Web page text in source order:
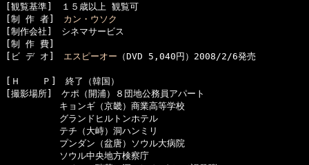
[観覧基準]　１５歳以上 観覧可
[制 作 者] カン・ウソク
[制作会社]　シネマサービス
[制 作 費]
[ビ デ オ] エスピーオー （DVD 5,040円）2008/2/6発売
[Ｈ    Ｐ]　終了（韓国）
[撮影場所]　ケポ（開浦）８団地公務員アパート
キョンギ（京畿）商業高等学校
グランドヒルトンホテル
テチ（大峙）洞ハンミリ
プンダン（盆唐）ソウル大病院
ソウル中央地方検察庁